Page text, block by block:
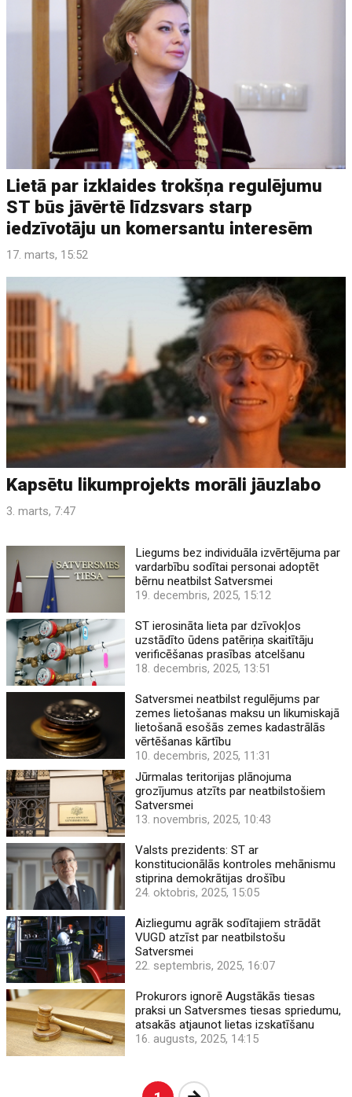
Lietā par izklaides trokšņa regulējumu
ST būs jāvērtē līdzsvars starp
iedzīvotāju un komersantu interesēm
17. marts, 15:52
Kapsētu likumprojekts morāli jāuzlabo
3. marts, 7:47
Liegums bez individuāla izvērtējuma par
vardarbību sodītai personai adoptēt
bērnu neatbilst Satversmei
19. decembris, 2025, 15:12
ST ierosināta lieta par dzīvokļos
uzstādīto ūdens patēriņa skaitītāju
verificēšanas prasības atcelšanu
18. decembris, 2025, 13:51
Satversmei neatbilst regulējums par
zemes lietošanas maksu un likumiskajā
lietošanā esošās zemes kadastrālās
vērtēšanas kārtību
10. decembris, 2025, 11:31
Jūrmalas teritorijas plānojuma
grozījumus atzīts par neatbilstošiem
Satversmei
13. novembris, 2025, 10:43
Valsts prezidents: ST ar
konstitucionālās kontroles mehānismu
stiprina demokrātijas drošību
24. oktobris, 2025, 15:05
Aizliegumu agrāk sodītajiem strādāt
VUGD atzīst par neatbilstošu
Satversmei
22. septembris, 2025, 16:07
Prokurors ignorē Augstākās tiesas
praksi un Satversmes tiesas spriedumu,
atsakās atjaunot lietas izskatīšanu
16. augusts, 2025, 14:15